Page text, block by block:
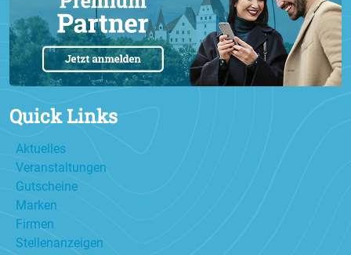
Quick Links
Aktuelles
Veranstaltungen
Gutscheine
Marken
Firmen
Stellenanzeigen